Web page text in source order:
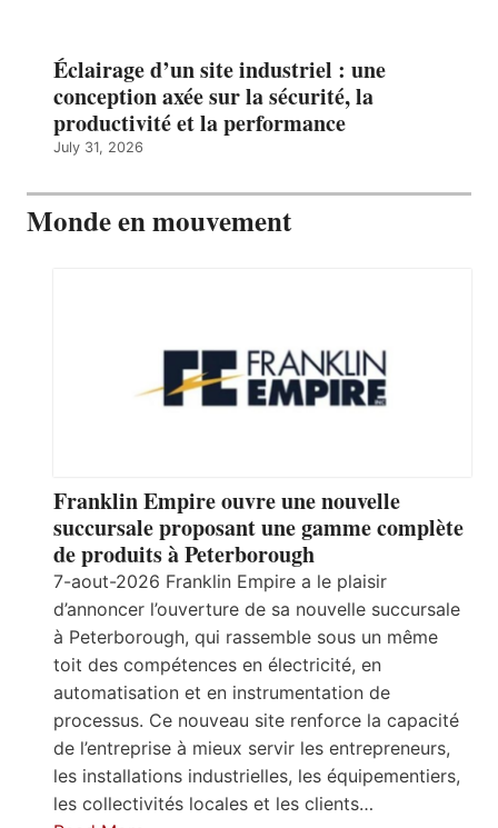
Éclairage d’un site industriel : une
conception axée sur la sécurité, la
productivité et la performance
July 31, 2026
Monde en mouvement
Franklin Empire ouvre une nouvelle
succursale proposant une gamme complète
de produits à Peterborough
7-aout-2026 Franklin Empire a le plaisir
d’annoncer l’ouverture de sa nouvelle succursale
à Peterborough, qui rassemble sous un même
toit des compétences en électricité, en
automatisation et en instrumentation de
processus. Ce nouveau site renforce la capacité
de l’entreprise à mieux servir les entrepreneurs,
les installations industrielles, les équipementiers,
les collectivités locales et les clients…